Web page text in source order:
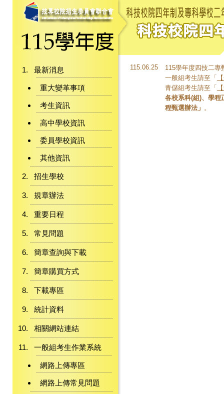
最新消息
重大變革事項
考生資訊
高中學校資訊
委員學校資訊
其他資訊
招生學校
規章辦法
重要日程
常見問題
簡章查詢與下載
簡章購買方式
下載專區
統計資料
相關網站連結
一般組考生作業系統
網路上傳專區
網路上傳常見問題
115.06.25
115學年度四技二專
一般組考生請至「
青儲組考生請至「
各校系科(組)、學程
程甄選辦法」 。